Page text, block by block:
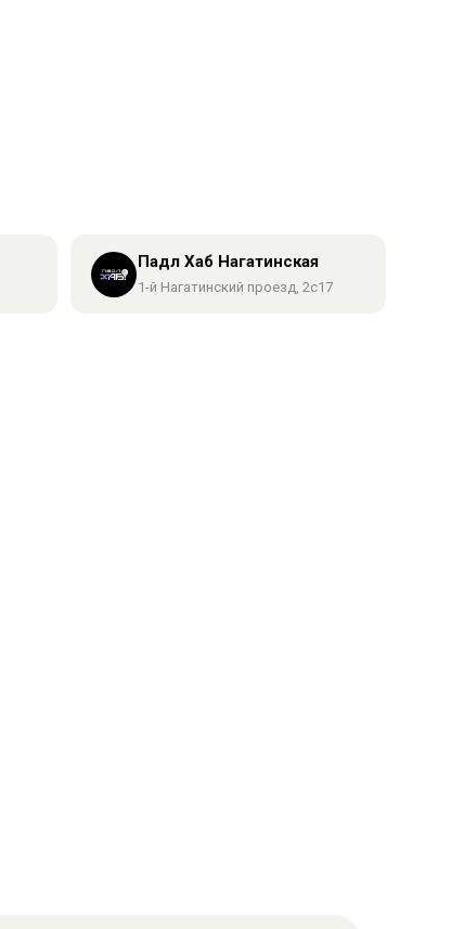
Падл Хаб Нагатинская
1-й Нагатинский проезд, 2с17